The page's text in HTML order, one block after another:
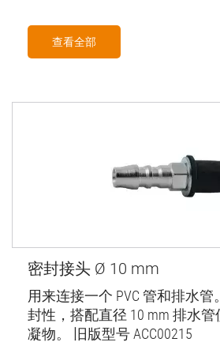
查看全部
密封接头 Ø 10 mm
用来连接一个 PVC 管和排水
封性，搭配直径 10 mm 排水
凝物。 旧版型号 ACC00215